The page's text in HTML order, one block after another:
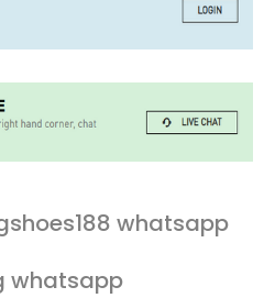
whatsapp
whatsapp